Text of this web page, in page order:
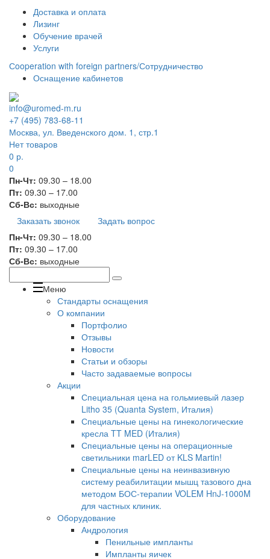
Доставка и оплата
Лизинг
Обучение врачей
Услуги
Сooperation with foreign partners/Сотрудничество
Оснащение кабинетов
info@uromed-m.ru
+7 (495) 783-68-11
Москва, ул. Введенского дом. 1, стр.1
Нет товаров
0 р.
0
Пн-Чт: 09.30 – 18.00
Пт: 09.30 – 17.00
Сб-Вс: выходные
Заказать звонок
Задать вопрос
Пн-Чт: 09.30 – 18.00
Пт: 09.30 – 17.00
Сб-Вс: выходные
Меню
Стандарты оснащения
О компании
Портфолио
Отзывы
Новости
Статьи и обзоры
Часто задаваемые вопросы
Акции
Специальная цена на гольмиевый лазер
Litho 35 (Quanta System, Италия)
Специальные цены на гинекологические
кресла TT MED (Италия)
Специальные цены на операционные
светильники marLED от KLS Martin!
Специальные цены на неинвазивную
систему реабилитации мышц тазового дна
методом БОС-терапии VOLEM HnJ-1000M
для частных клиник.
Оборудование
Андрология
Пенильные импланты
Импланты яичек